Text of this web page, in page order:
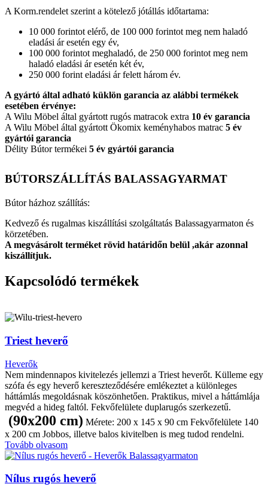
A Korm.rendelet szerint a kötelező jótállás időtartama:
10 000 forintot elérő, de 100 000 forintot meg nem haladó
eladási ár esetén egy év,
100 000 forintot meghaladó, de 250 000 forintot meg nem
haladó eladási ár esetén két év,
250 000 forint eladási ár felett három év.
A gyártó által adható küklön garancia az alábbi termékek
esetében érvénye:
A Wilu Möbel által gyártott rugós matracok extra 10 év garancia
A Wilu Möbel által gyártott Ökomix keményhabos matrac 5 év
gyártói garancia
Délity Bútor termékei 5 év gyártói garancia
BÚTORSZÁLLÍTÁS BALASSAGYARMAT
Bútor házhoz szállítás:
Kedvező és rugalmas kiszállítási szolgáltatás Balassagyarmaton és
körzetében.
A megvásárolt terméket rövid határidőn belül ,akár azonnal
kiszállítjuk.
Kapcsolódó termékek
Triest heverő
Heverők
Nem mindennapos kivitelezés jellemzi a Triest heverőt. Külleme egy
szófa és egy heverő kereszteződésére emlékeztet a különleges
háttámlás megoldásnak köszönhetően. Praktikus, mivel a háttámlája
megvéd a hideg faltól. Fekvőfelülete duplarugós szerkezetű.
(90x200 cm) Mérete: 200 x 145 x 90 cm Fekvőfelülete 140
x 200 cm Jobbos, illetve balos kivitelben is meg tudod rendelni.
Tovább olvasom
Nílus rugós heverő